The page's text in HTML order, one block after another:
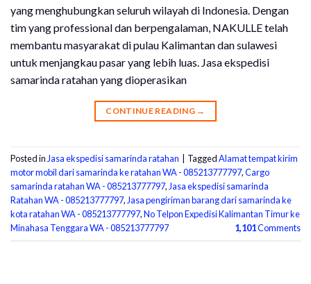
yang menghubungkan seluruh wilayah di Indonesia. Dengan
tim yang professional dan berpengalaman, NAKULLE telah
membantu masyarakat di pulau Kalimantan dan sulawesi
untuk menjangkau pasar yang lebih luas. Jasa ekspedisi
samarinda ratahan yang dioperasikan
CONTINUE READING →
Posted in Jasa ekspedisi samarinda ratahan TaggedAlamat tempat kirim
motor mobil dari samarinda ke ratahan WA - 085213777797,Cargo
samarinda ratahan WA - 085213777797, Jasa ekspedisi samarinda
Ratahan WA - 085213777797, Jasa pengiriman barang dari samarinda ke
kota ratahan WA - 085213777797,No Telpon Expedisi Kalimantan Timur ke
Minahasa Tenggara WA - 085213777797
1,101Comments